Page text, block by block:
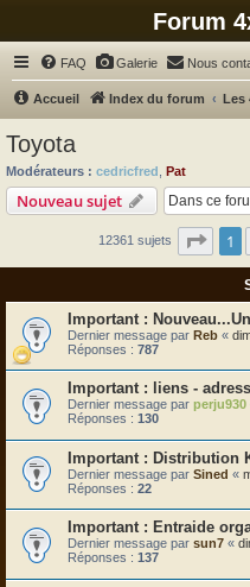
Forum
FAQ Galerie Nous
Accueil Index du forum Les
Toyota
Modérateurs : cedricfred Pat
Nouveau sujet
12361 sujets Page
1
Dernier message par Reb «
Réponses : 787
liens -
Dernier message par perju930
Réponses : 130
Distribution
Dernier message par Sined «
Réponses : 22
Entraide
Dernier message par sun7 «
Réponses : 137